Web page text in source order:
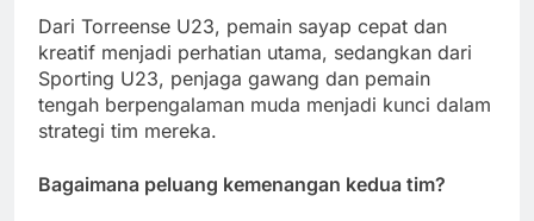
Dari Torreense U23, pemain sayap cepat dan
kreatif menjadi perhatian utama, sedangkan dari
Sporting U23, penjaga gawang dan pemain
tengah berpengalaman muda menjadi kunci dalam
strategi tim mereka.
Bagaimana peluang kemenangan kedua tim?